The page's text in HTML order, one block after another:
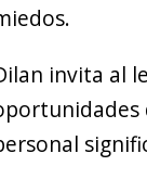
invita al